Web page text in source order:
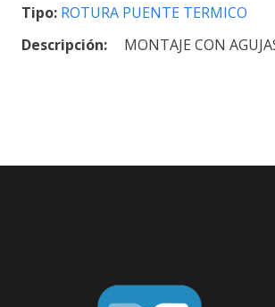
Tipo: ROTURA PUENTE TERMICO
Descripción:
MONTAJE CON